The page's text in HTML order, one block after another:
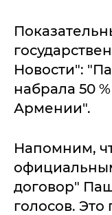
Новости":
набрала 50
Армении".
Напомним,
договор"
голосов.